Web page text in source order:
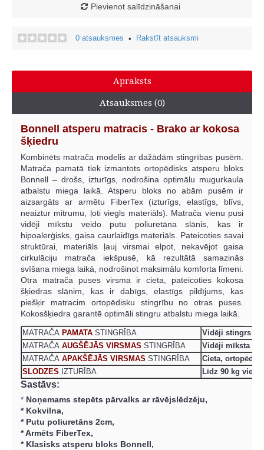
Pievienot salīdzināšanai
0 atsauksmes • Rakstīt atsauksmi
Apraksts
Atsauksmes (0)
Bonnell atsperu matracis - Brako ar kokosa
šķiedru
Kombinēts matrača modelis ar dažādām stingrības pusēm.
Matrača pamatā tiek izmantots ortopēdisks atsperu bloks
Bonnell – drošs, izturīgs, nodrošina optimālu mugurkaula
atbalstu miega laikā. Atsperu bloks no abām pusēm ir
aizsargāts ar armētu FiberTex (izturīgs, elastīgs, blīvs,
neaiztur mitrumu, ļoti viegls materiāls). Matrača vienu pusi
vidēji mīkstu veido putu poliuretāna slānis, kas ir
hipoalerģisks, gaisa caurlaidīgs materiāls. Pateicoties savai
struktūrai, materiāls ļauj virsmai elpot, nekavējot gaisa
cirkulāciju matrača iekšpusē, kā rezultātā samazinās
svīšana miega laikā, nodrošinot maksimālu komforta līmeni.
Otra matrača puses virsma ir cieta, pateicoties kokosa
šķiedras slānim, kas ir dabīgs, elastīgs pildījums, kas
piešķir matracim ortopēdisku stingrību no otras puses.
Kokosšķiedra garantē optimāli stingru atbalstu miega laikā.
MATRAČA PAMATA STINGRĪBA
Vidēji stingrs
MATRAČA AUGŠĒJĀS VIRSMAS STINGRĪBA
Vidēji mīksta
MATRAČA APAKŠĒJĀS VIRSMAS STINGRĪBA
Cieta,
SLODZES IZTURĪBA Līdz 90 kg
Sastāvs:
* Noņemams stepēts pārvalks ar rāvējslēdzēju,
* Kokvilna,
* Putu poliuretāns 2cm,
* Armēts FiberTex,
* Klasisks atsperu bloks Bonnell,